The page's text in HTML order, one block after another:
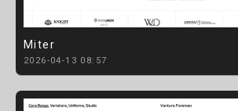
Miter
2026-04-13 08:57